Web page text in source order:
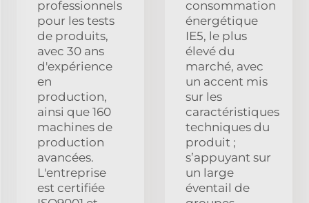
professionnels
pour les tests
de produits,
avec 30 ans
d'expérience
en
production,
ainsi que 160
machines de
production
avancées.
L'entreprise
est certifiée
consommation
énergétique
IE5, le plus
élevé du
marché, avec
un accent mis
sur les
caractéristiques
techniques du
produit ;
s’appuyant sur
un large
éventail de